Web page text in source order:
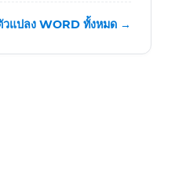
วแปลง WORD ทั้งหมด →